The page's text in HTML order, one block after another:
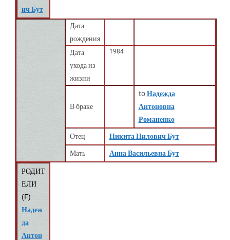
ич Бут
Дата
рождения
Дата
ухода из
жизни
1984
В браке
toНадежда
Антоновна
Романенко
Отец Никита Нилович Бут
Мать Анна Васильевна Бут
РОДИТ
ЕЛИ
(F)
Надеж
да
Антон